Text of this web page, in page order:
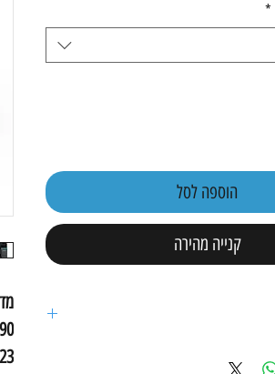
23 דפים בצבע וחסכונית בעלויות.
*
הוספה לסל
קנייה מהירה